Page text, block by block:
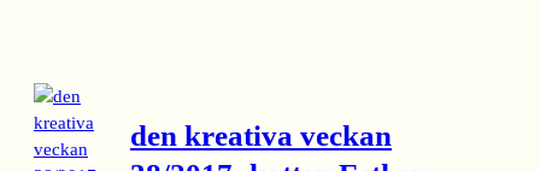
den kreativa veckan